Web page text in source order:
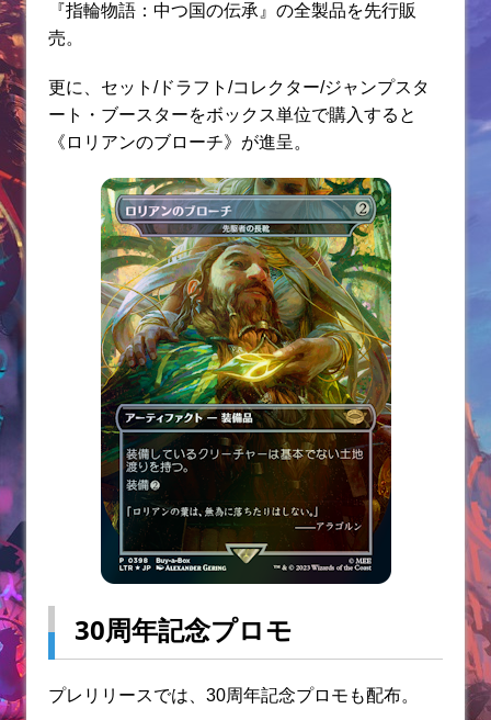
『指輪物語：中つ国の伝承』の全製品を先行販
売。
更に、セット/ドラフト/コレクター/ジャンプスタ
ート・ブースターをボックス単位で購入すると
《ロリアンのブローチ》が進呈。
30周年記念プロモ
プレリリースでは、30周年記念プロモも配布。